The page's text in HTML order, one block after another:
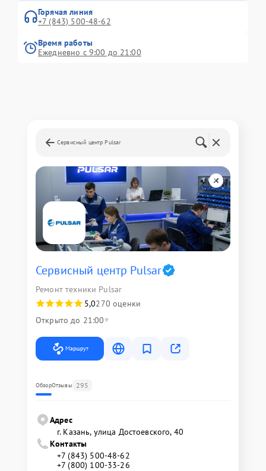
Горячая линия
+7 (843) 500-48-62
Время работы
Ежедневно с 9:00 до 21:00
Сервисный центр Pulsar
Сервисный центр Pulsar
Ремонт техники Pulsar
5,0270 оценки
Открыто до 21:00
Маршрут
ОбзорОтзывы 295
Адрес
г. Казань, улица Достоевского, 40
Контакты
+7 (843) 500-48-62
+7 (800) 100-33-26